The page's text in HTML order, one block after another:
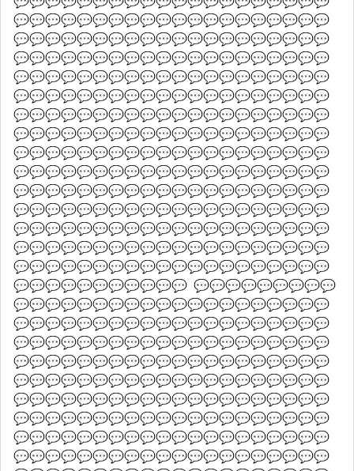
💬💬💬💬💬💬💬💬💬💬💬💬💬💬💬💬💬💬💬💬
💬💬💬💬💬💬💬💬💬💬💬💬💬💬💬💬💬💬💬💬
💬💬💬💬💬💬💬💬💬💬💬💬💬💬💬💬💬💬💬💬
💬💬💬💬💬💬💬💬💬💬💬💬💬💬💬💬💬💬💬💬
💬💬💬💬💬💬💬💬💬💬💬💬💬💬💬💬💬💬💬💬
💬💬💬💬💬💬💬💬💬💬💬💬💬💬💬💬💬💬💬💬
💬💬💬💬💬💬💬💬💬💬💬💬💬💬💬💬💬💬💬💬
💬💬💬💬💬💬💬💬💬💬💬💬💬💬💬💬💬💬💬💬
💬💬💬💬💬💬💬💬💬💬💬💬💬💬💬💬💬💬💬💬
💬💬💬💬💬💬💬💬💬💬💬💬💬💬💬💬💬💬💬💬
💬💬💬💬💬💬💬💬💬💬💬💬💬💬💬💬💬💬💬💬
💬💬💬💬💬💬💬💬💬💬💬💬💬💬💬💬💬💬💬💬
💬💬💬💬💬💬💬💬💬💬💬💬💬💬💬💬💬💬💬💬
💬💬💬💬💬💬💬💬💬💬💬💬💬💬💬💬💬💬💬💬
💬💬💬💬💬💬💬💬💬💬💬  💬💬💬💬💬💬💬💬💬
💬💬💬💬💬💬💬💬💬💬💬💬💬💬💬💬💬💬💬💬
💬💬💬💬💬💬💬💬💬💬💬💬💬💬💬💬💬💬💬💬
💬💬💬💬💬💬💬💬💬💬💬💬💬💬💬💬💬💬💬💬
💬💬💬💬💬💬💬💬💬💬💬💬💬💬💬💬💬💬💬💬
💬💬💬💬💬💬💬💬💬💬💬💬💬💬💬💬💬💬💬💬
💬💬💬💬💬💬💬💬💬💬💬💬💬💬💬💬💬💬💬💬
💬💬💬💬💬💬💬💬💬💬💬💬💬💬💬💬💬💬💬💬
💬💬💬💬💬💬💬💬💬💬💬💬💬💬💬💬💬💬💬💬
💬💬💬💬💬💬💬💬💬💬💬💬💬💬💬💬💬💬💬💬